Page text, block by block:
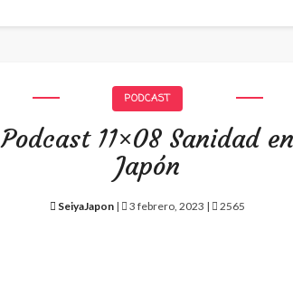
PODCAST
Podcast 11×08 Sanidad en
Japón
SeiyaJapon | 3 febrero, 2023 | 2565